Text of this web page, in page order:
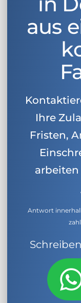
aus
Ihre
Fristen,
Antwort